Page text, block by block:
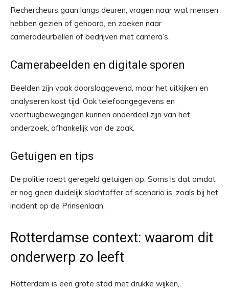
Rechercheurs gaan langs deuren, vragen naar wat mensen
hebben gezien of gehoord, en zoeken naar
cameradeurbellen of bedrijven met camera’s.
Camerabeelden en digitale sporen
Beelden zijn vaak doorslaggevend, maar het uitkijken en
analyseren kost tijd. Ook telefoongegevens en
voertuigbewegingen kunnen onderdeel zijn van het
onderzoek, afhankelijk van de zaak.
Getuigen en tips
De politie roept geregeld getuigen op. Soms is dat omdat
er nog geen duidelijk slachtoffer of scenario is, zoals bij het
incident op de Prinsenlaan.
Rotterdamse context: waarom dit
onderwerp zo leeft
Rotterdam is een grote stad met drukke wijken,